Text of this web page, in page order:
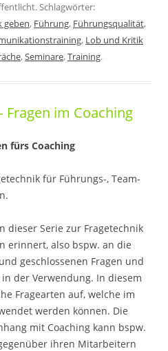
Schlagwörter:
geben, Führung, Führungsqualität,
, Lob und Kritik
,Seminare,Training.
Fragen im Coaching
fürs Coaching
für Führungs-, Team-
dieser Serie zur Fragetechnik
erinnert, also bspw. an die
geschlossenen Fragen und
der Verwendung. In diesem
Fragearten auf, welche im
werden können. Die
mit Coaching kann bspw.
ihren Mitarbeitern